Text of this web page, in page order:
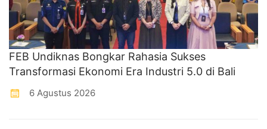
FEB Undiknas Bongkar Rahasia Sukses
Transformasi Ekonomi Era Industri 5.0 di Bali
6 Agustus 2026